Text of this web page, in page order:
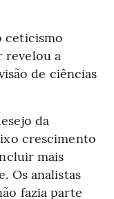
ceticismo
revelou a
de ciências
da
crescimento
mais
Os analistas
fazia parte